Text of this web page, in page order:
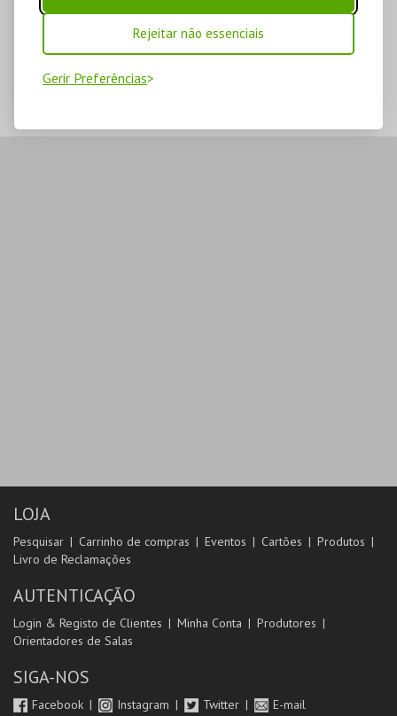
Rejeitar não essenciais
Gerir Preferências
LOJA
Pesquisar Carrinho de compras Eventos Cartões
Produtos
Livro de Reclamações
AUTENTICAÇÃO
Login & Registo de Clientes Minha Conta
Produtores
Orientadores de Salas
SIGA-NOS
Facebook Instagram Twitter E-mail